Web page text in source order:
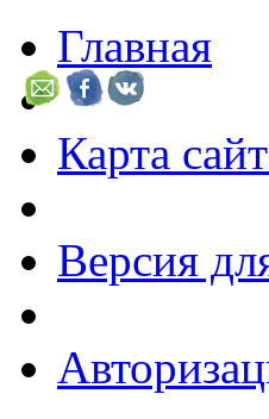
Главная
Карта
Версия